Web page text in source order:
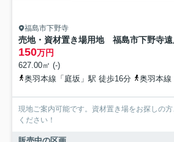
福島市下野寺
売地・資材置き場用地 福島市下野寺
150万円
627.00㎡ (-)
奥羽本線「庭坂」駅 徒歩16分
奥羽本線
現地ご案内可能です。資材置き場をお探しの
ください！